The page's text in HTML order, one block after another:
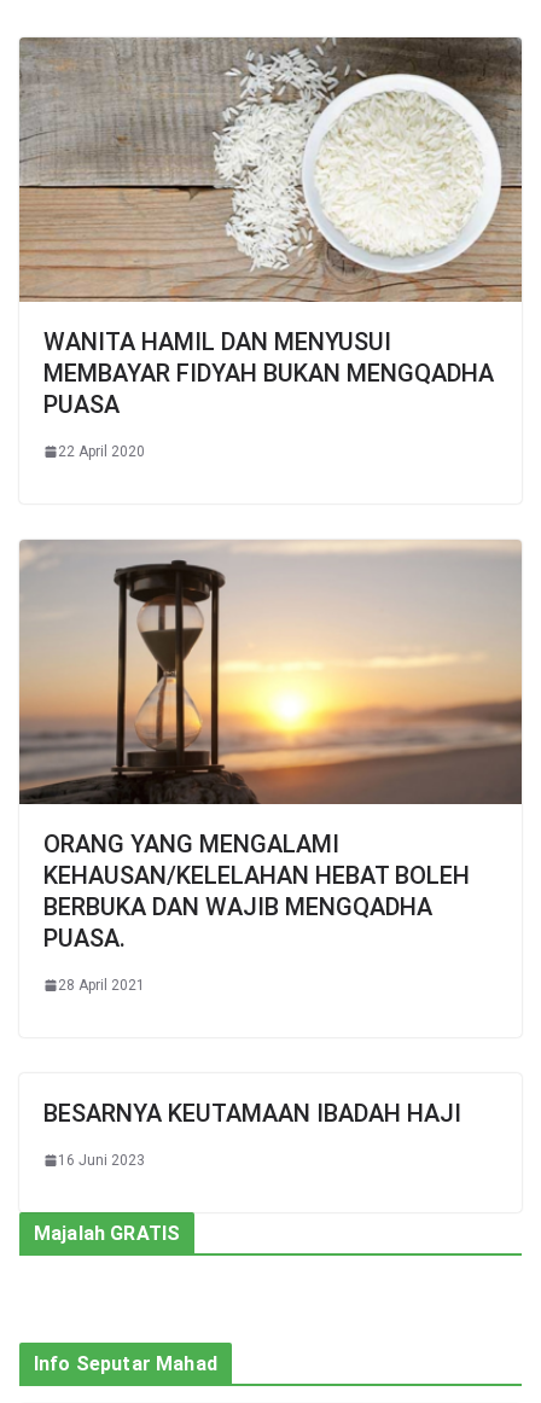
WANITA HAMIL DAN MENYUSUI
MEMBAYAR FIDYAH BUKAN MENGQADHA
PUASA
22 April 2020
ORANG YANG MENGALAMI
KEHAUSAN/KELELAHAN HEBAT BOLEH
BERBUKA DAN WAJIB MENGQADHA
PUASA.
28 April 2021
BESARNYA KEUTAMAAN IBADAH HAJI
16 Juni 2023
Majalah GRATIS
Info Seputar Mahad